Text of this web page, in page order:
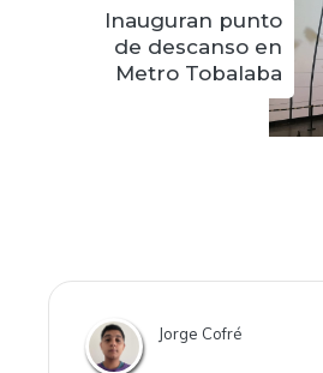
Inauguran punto
de descanso en
Metro Tobalaba
Jorge Cofré